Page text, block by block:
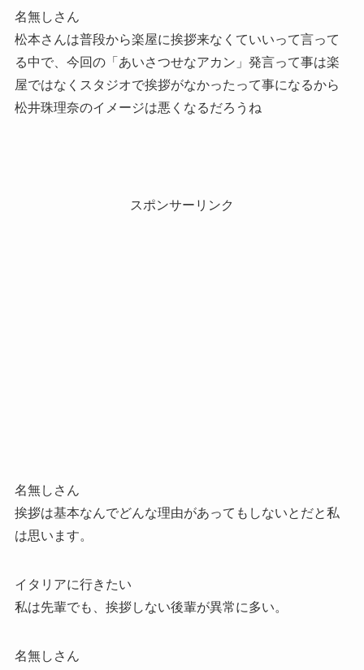
名無しさん
松本さんは普段から楽屋に挨拶来なくていいって言って
る中で、今回の「あいさつせなアカン」発言って事は楽
屋ではなくスタジオで挨拶がなかったって事になるから
松井珠理奈のイメージは悪くなるだろうね
スポンサーリンク
名無しさん
挨拶は基本なんでどんな理由があってもしないとだと私
は思います。
イタリアに行きたい
私は先輩でも、挨拶しない後輩が異常に多い。
名無しさん